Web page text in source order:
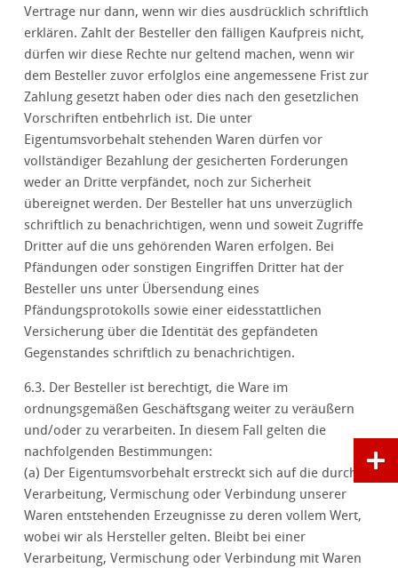
Vertrage nur dann, wenn wir dies ausdrücklich schriftlich
erklären. Zahlt der Besteller den fälligen Kaufpreis nicht,
dürfen wir diese Rechte nur geltend machen, wenn wir
dem Besteller zuvor erfolglos eine angemessene Frist zur
Zahlung gesetzt haben oder dies nach den gesetzlichen
Vorschriften entbehrlich ist. Die unter
Eigentumsvorbehalt stehenden Waren dürfen vor
vollständiger Bezahlung der gesicherten Forderungen
weder an Dritte verpfändet, noch zur Sicherheit
übereignet werden. Der Besteller hat uns unverzüglich
schriftlich zu benachrichtigen, wenn und soweit Zugriffe
Dritter auf die uns gehörenden Waren erfolgen. Bei
Pfändungen oder sonstigen Eingriffen Dritter hat der
Besteller uns unter Übersendung eines
Pfändungsprotokolls sowie einer eidesstattlichen
Versicherung über die Identität des gepfändeten
Gegenstandes schriftlich zu benachrichtigen.
6.3. Der Besteller ist berechtigt, die Ware im
ordnungsgemäßen Geschäftsgang weiter zu veräußern
und/oder zu verarbeiten. In diesem Fall gelten die
nachfolgenden Bestimmungen:
(a) Der Eigentumsvorbehalt erstreckt sich auf die durch
Verarbeitung, Vermischung oder Verbindung unserer
Waren entstehenden Erzeugnisse zu deren vollem Wert,
wobei wir als Hersteller gelten. Bleibt bei einer
Verarbeitung, Vermischung oder Verbindung mit Waren